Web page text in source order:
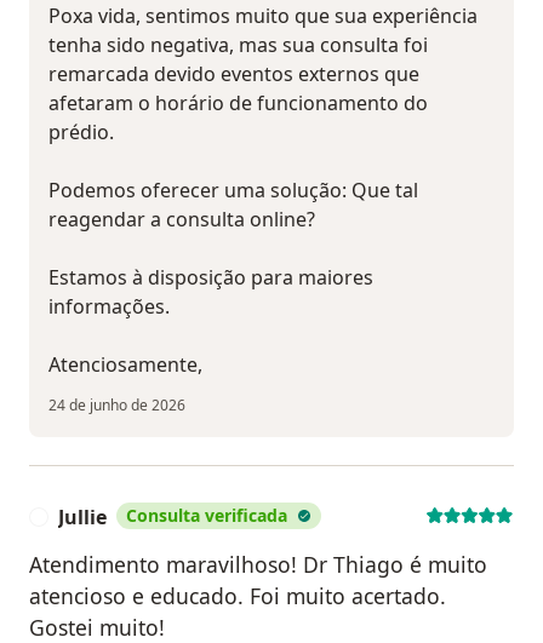
Poxa vida, sentimos muito que sua experiência
tenha sido negativa, mas sua consulta foi
remarcada devido eventos externos que
afetaram o horário de funcionamento do
prédio.
Podemos oferecer uma solução: Que tal
reagendar a consulta online?
Estamos à disposição para maiores
informações.
Atenciosamente,
24 de junho de 2026
Jullie Consulta verificada
Atendimento maravilhoso! Dr Thiago é muito
atencioso e educado. Foi muito acertado.
Gostei muito!